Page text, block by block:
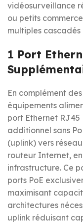
vidéosurveillance
ou petits
multiples
1 Port
En complément
équipements
port Ethernet RJ45
additionnel sans
(uplink) vers
routeur Internet,
infrastructure. Ce
ports PoE
maximisant
architectures
uplink réduisant